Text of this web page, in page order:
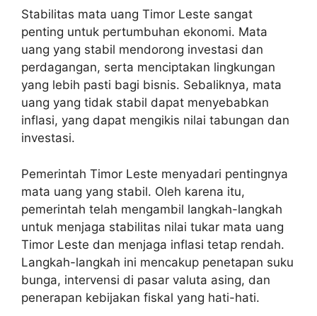
Stabilitas mata uang Timor Leste sangat
penting untuk pertumbuhan ekonomi. Mata
uang yang stabil mendorong investasi dan
perdagangan, serta menciptakan lingkungan
yang lebih pasti bagi bisnis. Sebaliknya, mata
uang yang tidak stabil dapat menyebabkan
inflasi, yang dapat mengikis nilai tabungan dan
investasi.
Pemerintah Timor Leste menyadari pentingnya
mata uang yang stabil. Oleh karena itu,
pemerintah telah mengambil langkah-langkah
untuk menjaga stabilitas nilai tukar mata uang
Timor Leste dan menjaga inflasi tetap rendah.
Langkah-langkah ini mencakup penetapan suku
bunga, intervensi di pasar valuta asing, dan
penerapan kebijakan fiskal yang hati-hati.